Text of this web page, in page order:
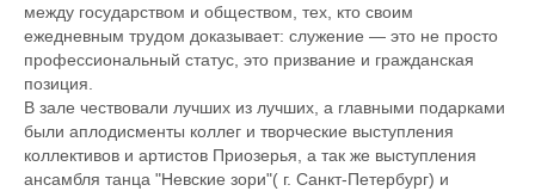
между государством и обществом, тех, кто своим
ежедневным трудом доказывает: служение — это не просто
профессиональный статус, это призвание и гражданская
позиция.
В зале чествовали лучших из лучших, а главными подарками
были аплодисменты коллег и творческие выступления
коллективов и артистов Приозерья, а так же выступления
ансамбля танца "Невские зори"( г. Санкт-Петербург) и